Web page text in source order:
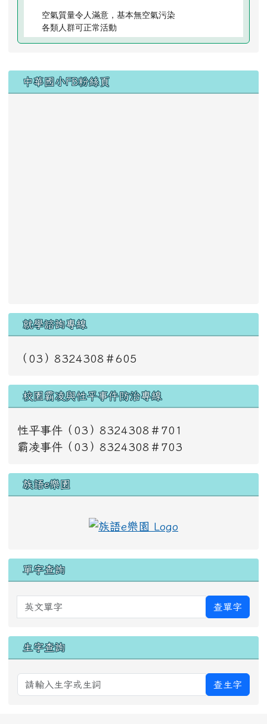
空氣質量令人滿意，基本無空氣污染
各類人群可正常活動
右邊區域內容
中華國小FB粉絲頁
就學諮詢專線
（03）8324308＃605
校園霸凌與性平事件防治專線
性平事件（03）8324308＃701
霸凌事件（03）8324308＃703
族語e樂園
單字查詢
英文單字 查單字
生字查詢
查生字